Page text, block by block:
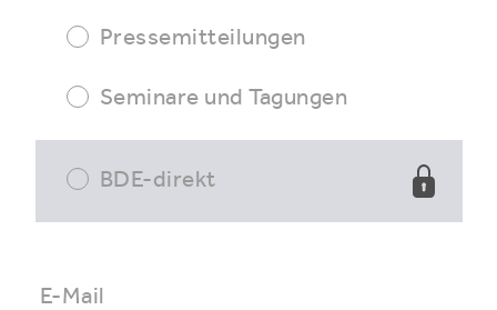
Pressemitteilungen
Seminare und Tagungen
BDE-direkt